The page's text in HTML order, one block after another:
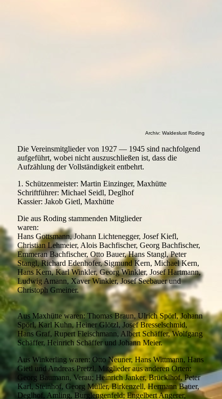
Archiv: Waldeslust Roding
Die Vereinsmitglieder von 1927 — 1945 sind nachfolgend
aufgeführt, wobei nicht auszuschließen ist, dass die
Aufzählung der Vollständigkeit entbehrt.
1. Schützenmeister: Martin Einzinger, Maxhütte
Schriftführer: Michael Seidl, Deglhof
Kassier: Jakob Gietl, Maxhütte
Die aus Roding stammenden Mitglieder
waren:
Hans Gottsmann, Johann Lichtenegger, Josef Kiefl,
Christian Lehmeier, Alois Bachfischer, Georg Bachfischer,
Emmeran Bachfischer, Otto Bauer, Hans Stangl, Peter
Stangl, Richard Edenhofer, Sigmund Kern, Michael Kern,
Hans Kern, Karl Winkler, Georg Winkler, Josef Hartmann,
Ludwig Amann, Xaver Winkler, Josef Seebauer und
Christoph Gmeiner.
Aus Maxhütte waren: Thomas Braun, Ulrich Spörl, Johann
Spörl, Karl Kuhn, Heiner Glötzl, Josef Bresselschmid,
Hans Graf, Rupert Fleischmann, Albert Schäffer, Wolfgang
Schäffer, Heinrich Schäffer und Johann Meier.
Aus Winkerling waren: Otto Neuner, Hans Wittmann, Hans
Gietl und Andreas Pretzl. Mitglieder aus anderen Orten:
Georg Baumann, Verau; Heinrich Janker, Brücklhof, Peter
Karl, Steinhof, Georg Müller, Birkenzell, Hermann Bauer,
Deglhof, Amling, Burglengenfeld; Engelbert Angerer,